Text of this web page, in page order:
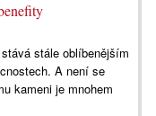
stále oblíbenějším
A není se
kameni je mnohem